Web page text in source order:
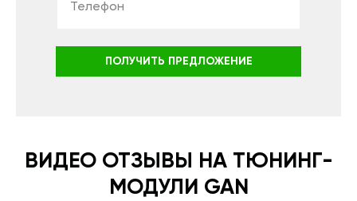
ПОЛУЧИТЬ ПРЕДЛОЖЕНИЕ
ВИДЕО ОТЗЫВЫ НА ТЮНИНГ-
МОДУЛИ GAN